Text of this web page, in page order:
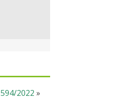
594/2022 »